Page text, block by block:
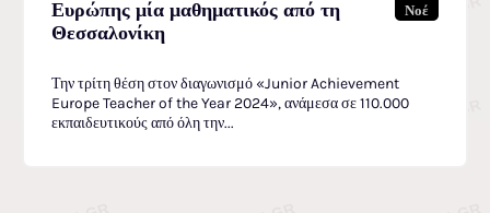
Ευρώπης μία μαθηματικός από τη
Θεσσαλονίκη
Νοέ
Την τρίτη θέση στον διαγωνισμό «Junior Achievement
Europe Teacher of the Year 2024», ανάμεσα σε 110.000
εκπαιδευτικούς από όλη την...